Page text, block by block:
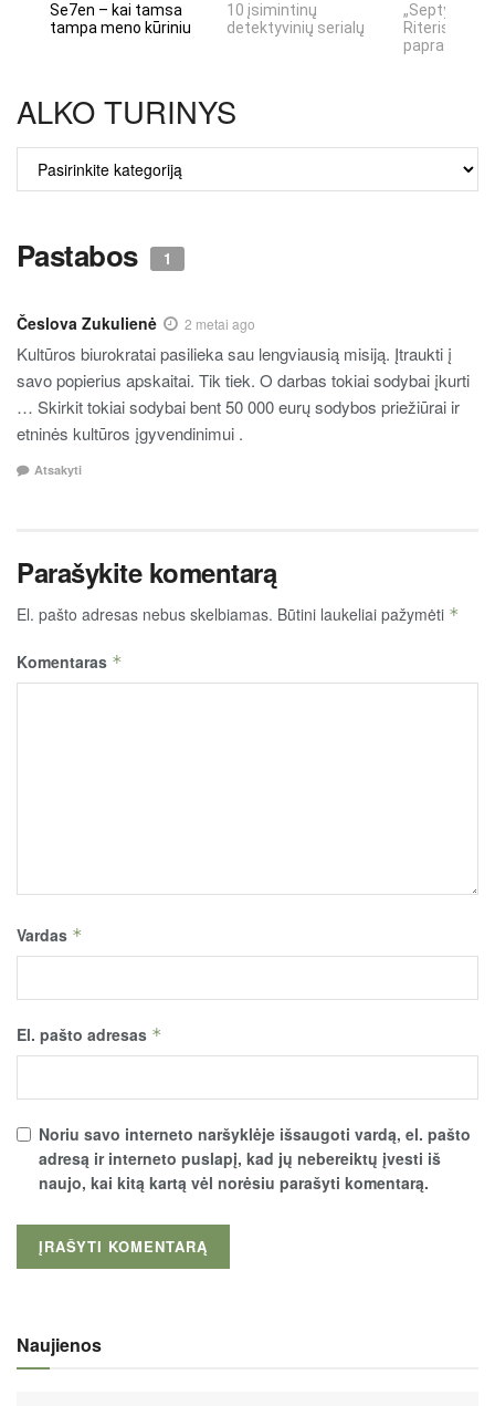
Se7en – kai tamsa
tampa meno kūriniu
10 įsimintinų
detektyvinių serialų
„Septynių
Riteris" – kai
ALKO TURINYS
TURINYS
Pastabos 1
Česlova Zukulienė 2 metai ago
Kultūros biurokratai pasilieka sau lengviausią misiją. Įtraukti į
savo popierius apskaitai. Tik tiek. O darbas tokiai sodybai įkurti
… Skirkit tokiai sodybai bent 50 000 eurų sodybos priežiūrai ir
etninės kultūros įgyvendinimui .
Atsakyti
Parašykite komentarą
El. pašto adresas nebus skelbiamas. Būtini laukeliai pažymėti *
Komentaras *
Vardas *
El. pašto adresas *
Noriu savo interneto naršyklėje išsaugoti vardą, el. pašto
adresą ir interneto puslapį, kad jų nebereiktų įvesti iš
naujo, kai kitą kartą vėl norėsiu parašyti komentarą.
Naujienos